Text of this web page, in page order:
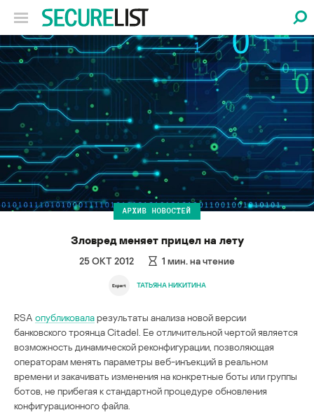
АРХИВ НОВОСТЕЙ
Зловред меняет прицел на лету
25 ОКТ 2012 1 мин. на чтение
ТАТЬЯНА НИКИТИНА
RSA опубликоваларезультаты анализа новой версии
банковского троянца Citadel. Ее отличительной чертой является
возможность динамической реконфигурации, позволяющая
операторам менять параметры веб-инъекций в реальном
времени и закачивать изменения на конкретные боты или группы
ботов, не прибегая к стандартной процедуре обновления
конфигурационного файла.